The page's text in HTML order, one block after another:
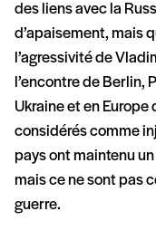
des liens avec la
d’apaisement, mais
l’agressivité de
l’encontre de Berlin,
Ukraine et en Europe
considérés comme
pays ont maintenu
mais ce ne sont pas
guerre.